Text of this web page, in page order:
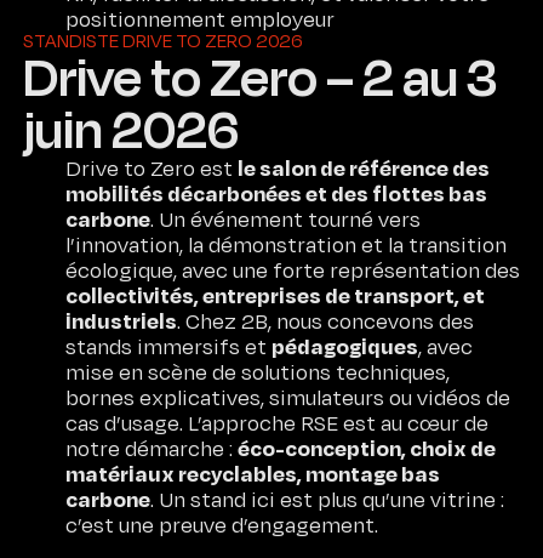
positionnement employeur
Drive to Zero – 2 au 3
juin 2026
STANDISTE DRIVE TO ZERO 2026
Drive to Zero est le salon de référence des
mobilités décarbonées et des flottes bas
carbone. Un événement tourné vers
l’innovation, la démonstration et la transition
écologique, avec une forte représentation des
collectivités, entreprises de transport, et
industriels. Chez 2B, nous concevons des
stands immersifs et pédagogiques, avec
mise en scène de solutions techniques,
bornes explicatives, simulateurs ou vidéos de
cas d’usage. L’approche RSE est au cœur de
notre démarche : éco-conception, choix de
matériaux recyclables, montage bas
carbone. Un stand ici est plus qu’une vitrine :
c’est une preuve d’engagement.